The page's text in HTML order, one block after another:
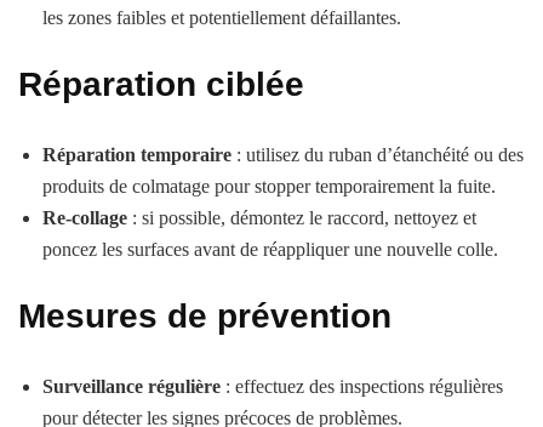
les zones faibles et potentiellement défaillantes.
Réparation ciblée
Réparation temporaire : utilisez du ruban d’étanchéité ou des
produits de colmatage pour stopper temporairement la fuite.
Re-collage : si possible, démontez le raccord, nettoyez et
poncez les surfaces avant de réappliquer une nouvelle colle.
Mesures de prévention
Surveillance régulière : effectuez des inspections régulières
pour détecter les signes précoces de problèmes.